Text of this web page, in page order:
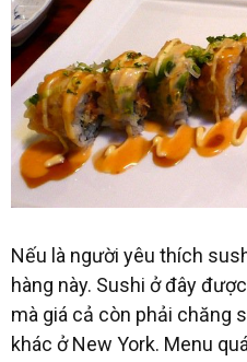
Nếu là người yêu thích
hàng này. Sushi ở đây
mà giá cả còn phải chăng
khác ở New York. Menu